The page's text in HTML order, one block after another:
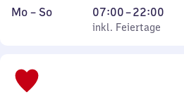
Montag
Mo – So,
inkl. Feiertage
07:00–22:00
Von
7
inkl. Feiertage